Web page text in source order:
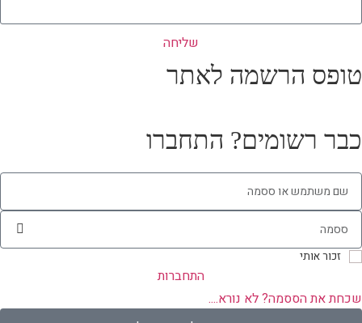
שליחה
טופס הרשמה לאתר
כבר רשומים? התחברו
זכור אותי
התחברות
שכחת את הססמה? לא נורא....